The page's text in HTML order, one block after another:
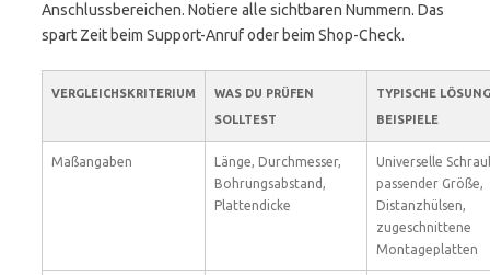
Anschlussbereichen. Notiere alle sichtbaren Nummern. Das
spart Zeit beim Support-Anruf oder beim Shop-Check.
VERGLEICHSKRITERIUM
WAS DU PRÜFEN
SOLLTEST
TYPISCHE
BEISPIELE
Maßangaben
Länge, Durchmesser,
Bohrungsabstand,
Plattendicke
Universelle
passender Größe,
Distanzhülsen,
zugeschnittene
Montageplatten